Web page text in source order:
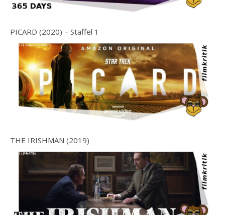
PICARD (2020) – Staffel 1
THE IRISHMAN (2019)